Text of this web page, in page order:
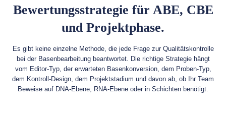
Bewertungsstrategie für ABE, CBE
und Projektphase.
Es gibt keine einzelne Methode, die jede Frage zur Qualitätskontrolle
bei der Basenbearbeitung beantwortet. Die richtige Strategie hängt
vom Editor-Typ, der erwarteten Basenkonversion, dem Proben-Typ,
dem Kontroll-Design, dem Projektstadium und davon ab, ob Ihr Team
Beweise auf DNA-Ebene, RNA-Ebene oder in Schichten benötigt.